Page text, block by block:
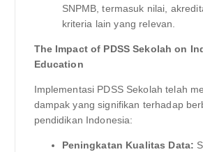
SNPMB, termasuk nilai,
kriteria lain yang relevan.
The Impact of PDSS Sekolah on
Education
Implementasi PDSS Sekolah telah
dampak yang signifikan terhadap
pendidikan Indonesia:
Peningkatan Kualitas Data: